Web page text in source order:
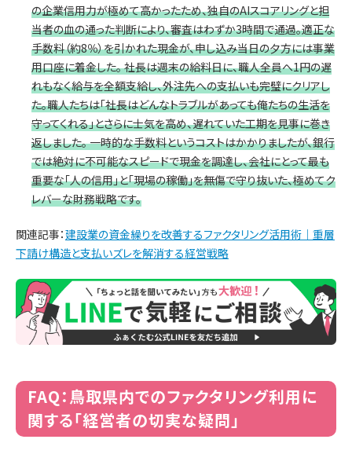
の企業信用力が極めて高かったため、独自のAIスコアリングと担
当者の血の通った判断により、審査はわずか3時間で通過。適正な
手数料（約8％）を引かれた現金が、申し込み当日の夕方には事業
用口座に着金した。 社長は週末の給料日に、職人全員へ1円の遅
れもなく給与を全額支給し、外注先への支払いも完璧にクリアし
た。職人たちは「社長はどんなトラブルがあっても俺たちの生活を
守ってくれる」とさらに士気を高め、遅れていた工期を見事に巻き
返しました。 一時的な手数料というコストはかかりましたが、銀行
では絶対に不可能なスピードで現金を調達し、会社にとって最も
重要な「人の信用」と「現場の稼働」を無傷で守り抜いた、極めてク
レバーな財務戦略です。
関連記事：建設業の資金繰りを改善するファクタリング活用術｜重層
下請け構造と支払いズレを解消する経営戦略
FAQ：鳥取県内でのファクタリング利用に
関する「経営者の切実な疑問」